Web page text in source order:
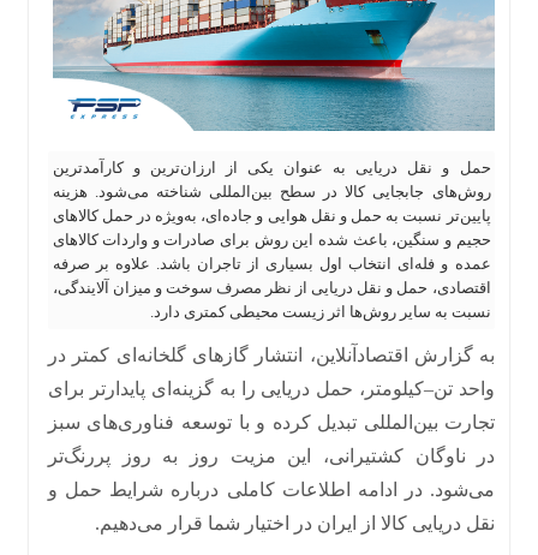
حمل‌ و نقل دریایی به‌ عنوان یکی از ارزان‌ترین و کارآمدترین
روش‌های جابجایی کالا در سطح بین‌المللی شناخته می‌شود. هزینه
پایین‌تر نسبت به حمل‌ و نقل هوایی و جاده‌ای، به‌ویژه در حمل کالاهای
حجیم و سنگین، باعث شده این روش برای صادرات و واردات کالاهای
عمده و فله‌ای انتخاب اول بسیاری از تاجران باشد. علاوه بر صرفه
اقتصادی، حمل‌ و نقل دریایی از نظر مصرف سوخت و میزان آلایندگی،
نسبت به سایر روش‌ها اثر زیست‌ محیطی کمتری دارد.
به گزارش اقتصادآنلاین،
انتشار گازهای گلخانه‌ای کمتر در
واحد تن–کیلومتر، حمل دریایی را به گزینه‌ای پایدارتر برای
تجارت بین‌المللی تبدیل کرده و با توسعه فناوری‌های سبز
در ناوگان کشتیرانی، این مزیت روز به روز پررنگ‌تر
می‌شود. در ادامه اطلاعات کاملی درباره شرایط حمل و
نقل دریایی کالا از ایران در اختیار شما قرار می‌دهیم.